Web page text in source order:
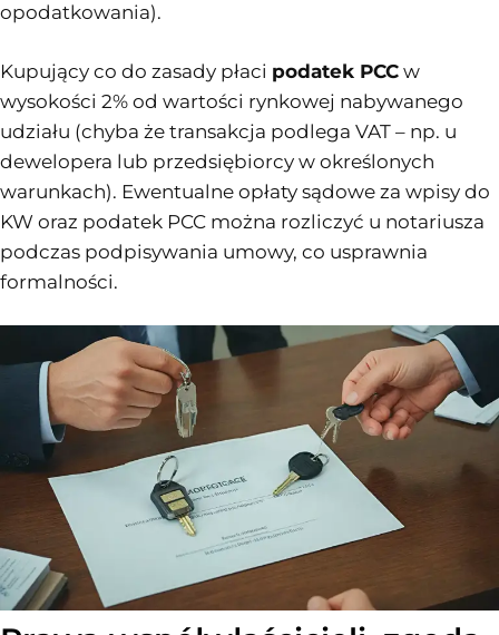
opodatkowania).
Kupujący co do zasady płaci podatek PCC w
wysokości 2% od wartości rynkowej nabywanego
udziału (chyba że transakcja podlega VAT – np. u
dewelopera lub przedsiębiorcy w określonych
warunkach). Ewentualne opłaty sądowe za wpisy do
KW oraz podatek PCC można rozliczyć u notariusza
podczas podpisywania umowy, co usprawnia
formalności.